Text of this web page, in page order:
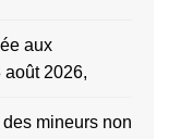
aux
août 2026,
mineurs non